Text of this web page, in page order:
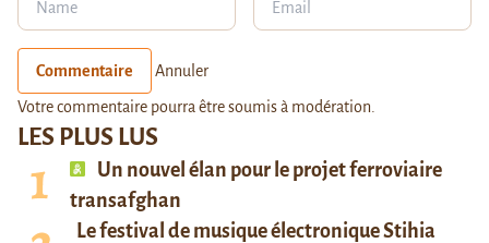
LES PLUS LUS
Un nouvel élan pour le projet ferroviaire
transafghan
Le festival de musique électronique Stihia
Commentaire Annuler
Votre commentaire pourra être soumis à modération.